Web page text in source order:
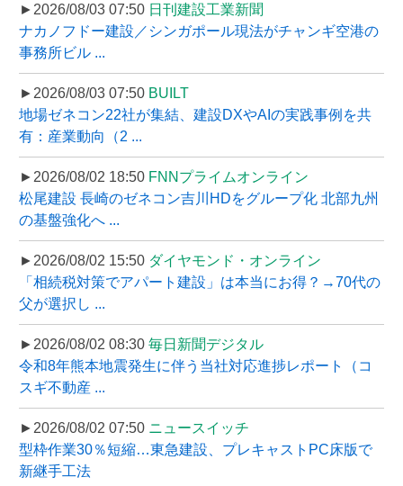
►2026/08/03 07:50 日刊建設工業新聞
ナカノフドー建設／シンガポール現法がチャンギ空港の
事務所ビル ...
►2026/08/03 07:50 BUILT
地場ゼネコン22社が集結、建設DXやAIの実践事例を共
有：産業動向（2 ...
►2026/08/02 18:50 FNNプライムオンライン
松尾建設 長崎のゼネコン吉川HDをグループ化 北部九州
の基盤強化へ ...
►2026/08/02 15:50 ダイヤモンド・オンライン
「相続税対策でアパート建設」は本当にお得？→70代の
父が選択し ...
►2026/08/02 08:30 毎日新聞デジタル
令和8年熊本地震発生に伴う当社対応進捗レポート（コ
スギ不動産 ...
►2026/08/02 07:50 ニュースイッチ
型枠作業30％短縮…東急建設、プレキャストPC床版で
新継手工法